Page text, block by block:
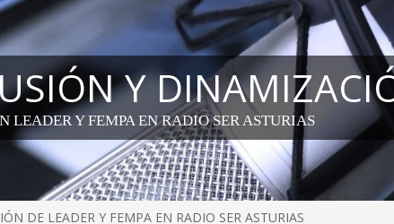
Y
LEADER Y FEMPA EN RADIO SER ASTURIAS
DE LEADER Y FEMPA EN RADIO SER ASTURIAS